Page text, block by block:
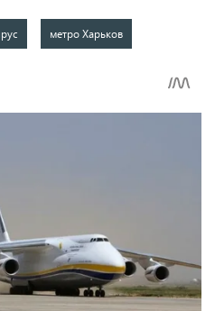
метро Харьков